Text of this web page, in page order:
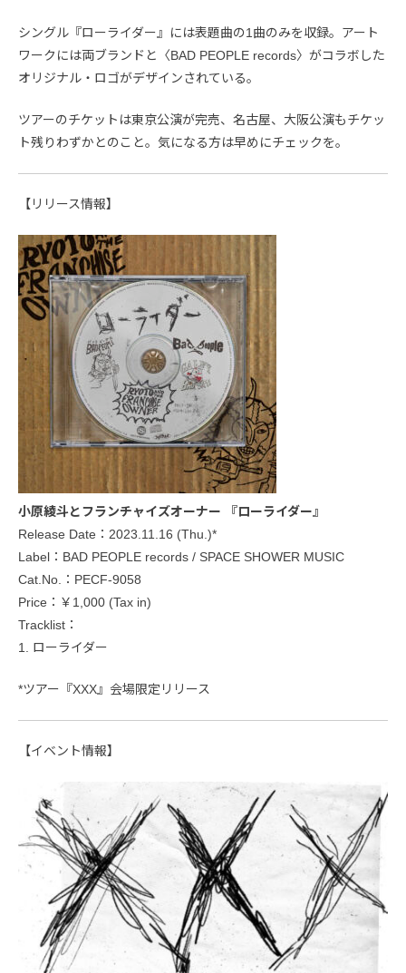
シングル『ローライダー』には表題曲の1曲のみを収録。アート
ワークには両ブランドと〈BAD PEOPLE records〉がコラボした
オリジナル・ロゴがデザインされている。
ツアーのチケットは東京公演が完売、名古屋、大阪公演もチケッ
ト残りわずかとのこと。気になる方は早めにチェックを。
【リリース情報】
小原綾斗とフランチャイズオーナー 『ローライダー』
Release Date：2023.11.16 (Thu.)*
Label：BAD PEOPLE records / SPACE SHOWER MUSIC
Cat.No.：PECF-9058
Price：￥1,000 (Tax in)
Tracklist：
1. ローライダー
*ツアー『XXX』会場限定リリース
【イベント情報】